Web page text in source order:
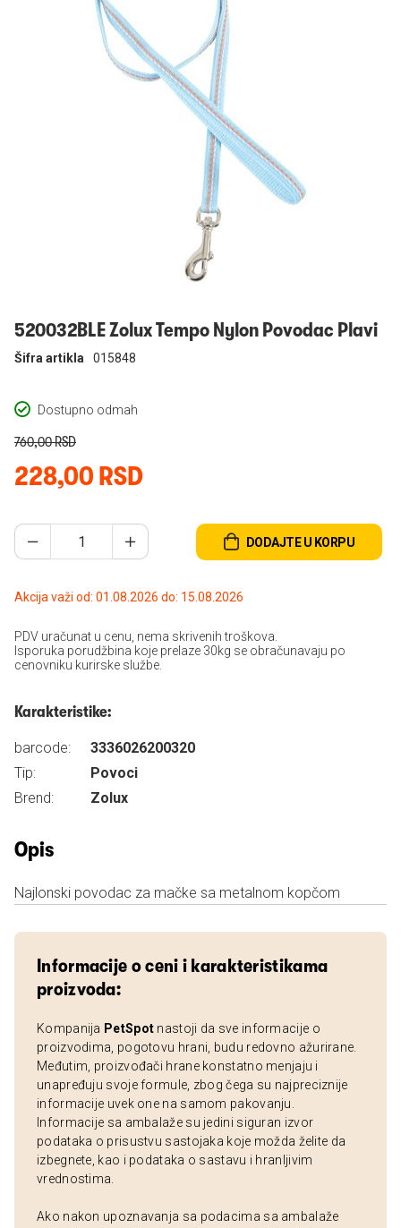
520032BLE Zolux Tempo Nylon Povodac Plavi
Dostupno odmah
Šifra artikla 015848
228,00 RSD
760,00 RSD
DODAJTE U KORPU
Akcija važi od: 01.08.2026 do: 15.08.2026
PDV uračunat u cenu, nema skrivenih troškova.
Isporuka porudžbina koje prelaze 30kg se obračunavaju po
cenovniku kurirske službe.
Karakteristike:
barcode:
3336026200320
Tip:
Povoci
Brend:
Zolux
Opis
Najlonski povodac za mačke sa metalnom kopčom
Informacije o ceni i karakteristikama
proizvoda:
Kompanija PetSpot nastoji da sve informacije o
proizvodima, pogotovu hrani, budu redovno ažurirane.
Međutim, proizvođači hrane konstatno menjaju i
unapređuju svoje formule, zbog čega su najpreciznije
informacije uvek one na samom pakovanju.
Informacije sa ambalaže su jedini siguran izvor
podataka o prisustvu sastojaka koje možda želite da
izbegnete, kao i podataka o sastavu i hranljivim
vrednostima.
Ako nakon upoznavanja sa podacima sa ambalaže